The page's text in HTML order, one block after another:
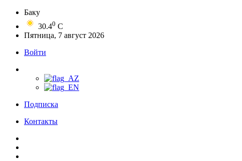
Баку
30.40 C
Пятница, 7 август 2026
Войти
Подписка
Контакты